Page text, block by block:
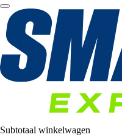
Subtotaal winkelwagen